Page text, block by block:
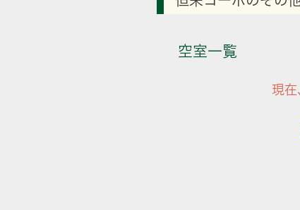
空室一覧
現在